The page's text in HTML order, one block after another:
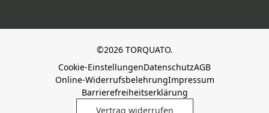
©2026 TORQUATO.
Cookie-EinstellungenDatenschutzAGB
Online-WiderrufsbelehrungImpressum
Barrierefreiheitserklärung
Vertrag widerrufen